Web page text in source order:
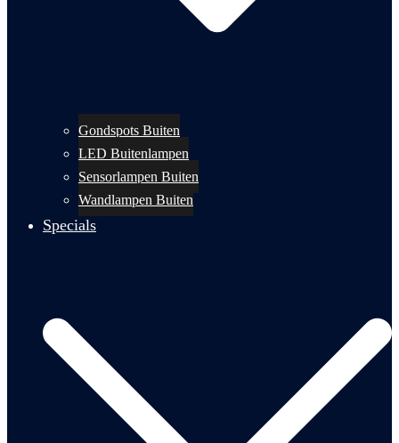
Gondspots Buiten
LED Buitenlampen
Sensorlampen Buiten
Wandlampen Buiten
Specials